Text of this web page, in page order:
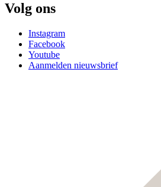
Volg ons
Instagram
Facebook
Youtube
Aanmelden nieuwsbrief